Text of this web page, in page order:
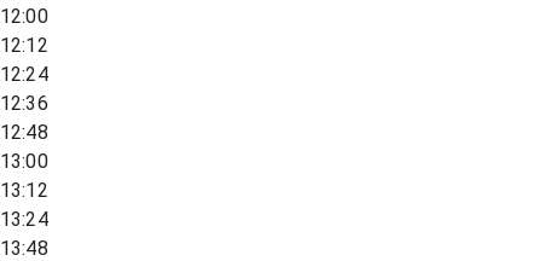
12:00
12:12
12:24
12:36
12:48
13:00
13:12
13:24
13:48